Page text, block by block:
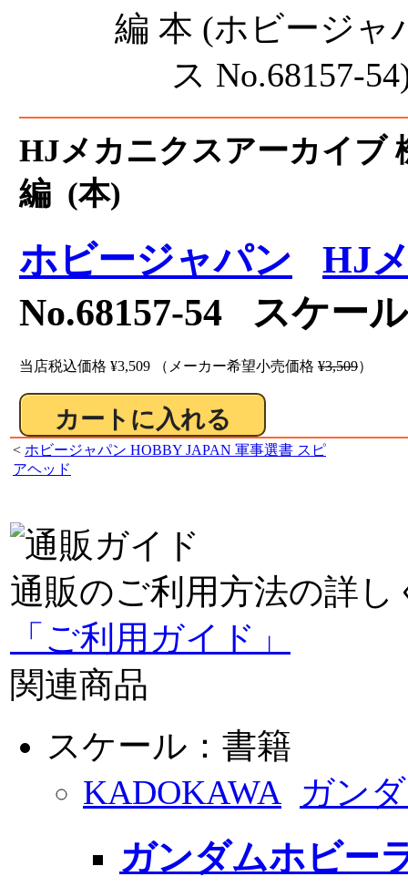
HJメカニクスアーカイブ
編 (本)
ホビージャパン
HJ
No.68157-54 スケー
当店税込価格 ¥3,509 （メーカー希望小売価格 ¥3,509）
< ホビージャパン HOBBY JAPAN 軍事選書 スピ
アヘッド
通販のご利用方法の詳し
「ご利用ガイド」
関連商品
スケール：書籍
KADOKAWA ガン
ガンダムホビー